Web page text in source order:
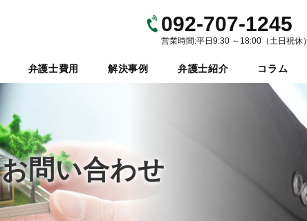
092-707-1245
営業時間:平日9:30 ～18:00（土日祝休）
弁護士費用 解決事例 弁護士紹介 コラム
お問い合わせ